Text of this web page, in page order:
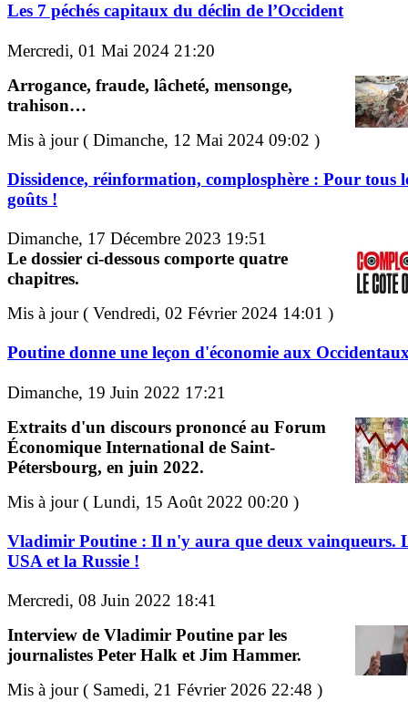
Les 7 péchés capitaux du déclin de l’Occident
Mercredi, 01 Mai 2024 21:20
Arrogance, fraude, lâcheté, mensonge,
trahison…
Mis à jour ( Dimanche, 12 Mai 2024 09:02 )
Dissidence, réinformation, complosphère : Pour tous
goûts !
Dimanche, 17 Décembre 2023 19:51
Le dossier ci-dessous comporte quatre
chapitres.
Mis à jour ( Vendredi, 02 Février 2024 14:01 )
Poutine donne une leçon d'économie aux
Dimanche, 19 Juin 2022 17:21
Extraits d'un discours prononcé au Forum
Économique International de Saint-
Pétersbourg, en juin 2022.
Mis à jour ( Lundi, 15 Août 2022 00:20 )
Vladimir Poutine : Il n'y aura que deux vainqueurs.
USA et la Russie !
Mercredi, 08 Juin 2022 18:41
Interview de Vladimir Poutine par les
journalistes Peter Halk et Jim Hammer.
Mis à jour ( Samedi, 21 Février 2026 22:48 )